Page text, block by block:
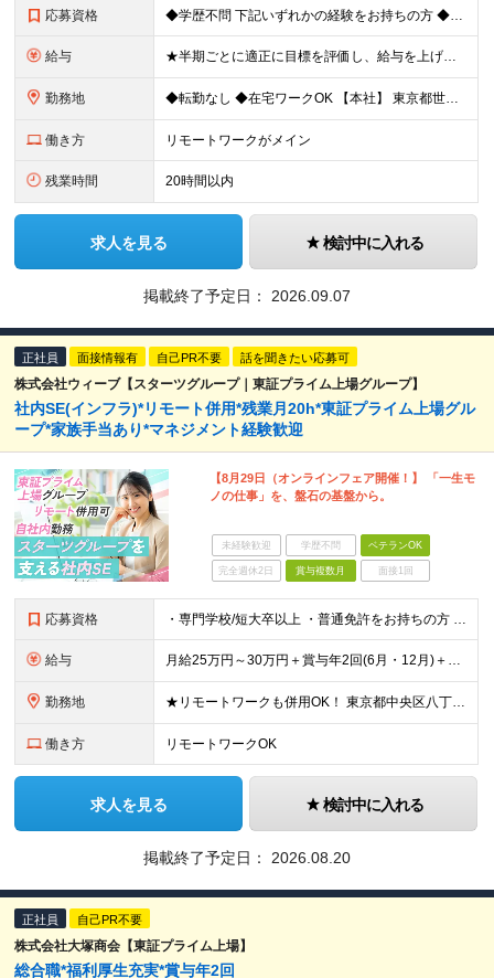
応募資格 ◆学歴不問 下記いずれかの経験をお持ちの方 ◆Javaを使用したWebアプリケーション開発・運用経験 ◆Pythonを使用した何らかのアプリケーションやスクリプトの開発・運用経験（自己学習でもOK！
給与 ★半期ごとに適正に目標を評価し、給与を上げやすい環境 年収480万円〜600万円 ◆半期年俸制：240万円～300万円 ※月々1/6（40万円以上）を支給します ※上記には40時間分の固定残業手当・
勤務地 ◆転勤なし ◆在宅ワークOK 【本社】 東京都世田谷区三軒茶屋2-11-22 サンタワーズセンタービル4F オフィスの周りには飲食チェーン店やオシャレなカフェ、居酒屋などが多数。 ランチも夕飯も楽
働き方 リモートワークがメイン
残業時間 20時間以内
求人を見る 検討中に入れる
掲載終了予定日： 2026.09.07
正社員 面接情報有 自己PR不要 話を聞きたい応募可
株式会社ウィーブ【スターツグループ｜東証プライム上場グループ】
社内SE(インフラ)*リモート併用*残業月20h*東証プライム上場グル
ープ*家族手当あり*マネジメント経験歓迎
【8月29日（オンラインフェア開催！】 「一生モ
ノの仕事」を、盤石の基盤から。
未経験歓迎 学歴不問 ベテランOK
完全週休2日 賞与複数月 面接1回
応募資格 ・専門学校/短大卒以上 ・普通免許をお持ちの方 ・Azureの構築経験をお持ちの方
給与 月給25万円～30万円＋賞与年2回(6月・12月)＋各種手当 ※あなたの経験・年齢・能力などを総合的に考慮の上、当社規定により優遇いたします。 ※残業代は別途全額支給いたします。 ※試用期間はありま
勤務地 ★リモートワークも併用OK！ 東京都中央区八丁堀1-2-8八重洲通りフィルテラス7階 ※(変更の範囲)上記を除く当社関連勤務地
働き方 リモートワークOK
求人を見る 検討中に入れる
掲載終了予定日： 2026.08.20
正社員 自己PR不要
株式会社大塚商会【東証プライム上場】
総合職*福利厚生充実*賞与年2回